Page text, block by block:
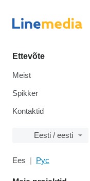
Ettevõte
Meist
Spikker
Kontaktid
Eesti / eesti
Ees Рус